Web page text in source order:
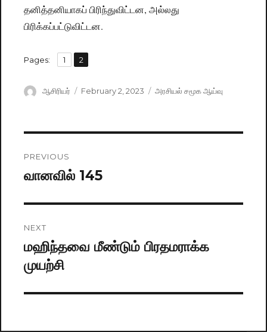
தனித்தனியாகப் பிரிந்துவிட்டன, அல்லது
பிரிக்கப்பட்டுவிட்டன.
Pages: Page
1 ,
Page
2
Author
ஆசிரியர்
Posted
February 2, 2023 Categories
அரசியல் சமூக ஆய்வு
navigation
PREVIOUS
Previous
வானவில் 145
NEXT
Next
post:
மஹிந்தவை மீண்டும் பிரதமராக்க
முயற்சி